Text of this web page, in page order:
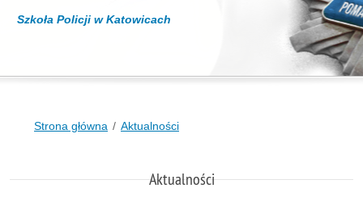
Szkoła Policji w Katowicach
Strona główna Aktualności
Aktualności